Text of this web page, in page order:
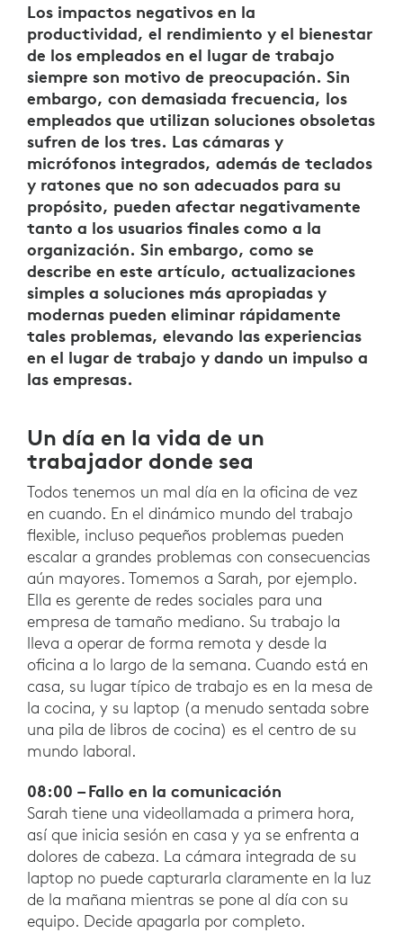
Los impactos negativos en la
productividad, el rendimiento y el bienestar
de los empleados en el lugar de trabajo
siempre son motivo de preocupación. Sin
embargo, con demasiada frecuencia, los
empleados que utilizan soluciones obsoletas
sufren de los tres. Las cámaras y
micrófonos integrados, además de teclados
y ratones que no son adecuados para su
propósito, pueden afectar negativamente
tanto a los usuarios finales como a la
organización. Sin embargo, como se
describe en este artículo, actualizaciones
simples a soluciones más apropiadas y
modernas pueden eliminar rápidamente
tales problemas, elevando las experiencias
en el lugar de trabajo y dando un impulso a
las empresas.
Un día en la vida de un
trabajador donde sea
Todos tenemos un mal día en la oficina de vez
en cuando. En el dinámico mundo del trabajo
flexible, incluso pequeños problemas pueden
escalar a grandes problemas con consecuencias
aún mayores. Tomemos a Sarah, por ejemplo.
Ella es gerente de redes sociales para una
empresa de tamaño mediano. Su trabajo la
lleva a operar de forma remota y desde la
oficina a lo largo de la semana. Cuando está en
casa, su lugar típico de trabajo es en la mesa de
la cocina, y su laptop (a menudo sentada sobre
una pila de libros de cocina) es el centro de su
mundo laboral.
08:00 – Fallo en la comunicación
Sarah tiene una videollamada a primera hora,
así que inicia sesión en casa y ya se enfrenta a
dolores de cabeza. La cámara integrada de su
laptop no puede capturarla claramente en la luz
de la mañana mientras se pone al día con su
equipo. Decide apagarla por completo.